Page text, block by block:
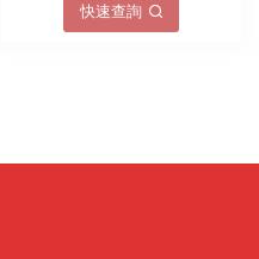
快速查詢